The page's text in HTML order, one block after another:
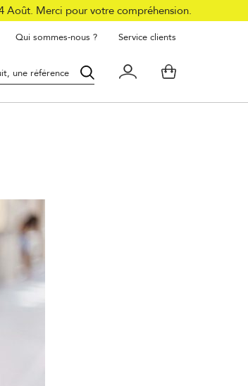
Août. Merci pour votre compréhension.
Qui sommes-nous ? Service clients